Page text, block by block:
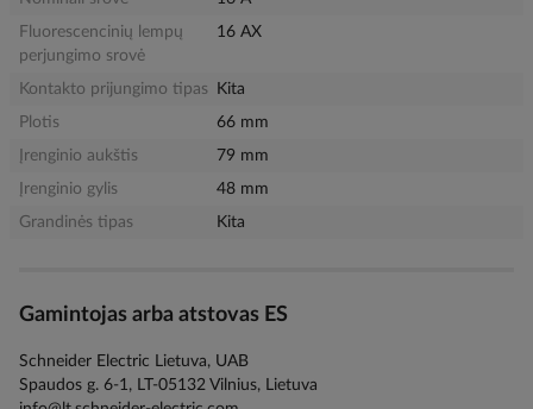
Fluorescencinių lempų
perjungimo srovė
16 AX
Kontakto prijungimo tipas
Kita
Plotis
66 mm
Įrenginio aukštis
79 mm
Įrenginio gylis
48 mm
Grandinės tipas
Kita
Gamintojas arba atstovas ES
Schneider Electric Lietuva, UAB
Spaudos g. 6-1, LT-05132 Vilnius, Lietuva